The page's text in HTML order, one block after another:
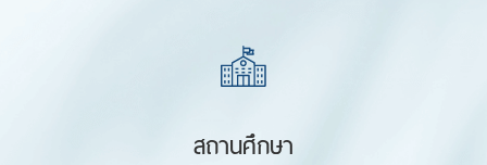
สถานศึกษา